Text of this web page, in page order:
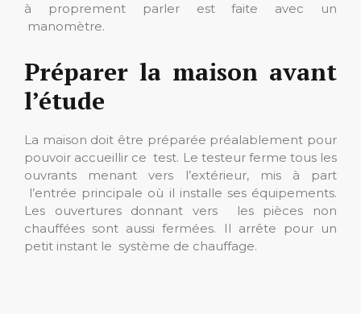
à proprement parler est faite avec un
manomètre.
Préparer la maison avant
l’étude
La maison doit être préparée préalablement pour
pouvoir accueillir ce test. Le testeur ferme tous les
ouvrants menant vers l’extérieur, mis à part
l’entrée principale où il installe ses équipements.
Les ouvertures donnant vers les pièces non
chauffées sont aussi fermées. Il arrête pour un
petit instant le système de chauffage.